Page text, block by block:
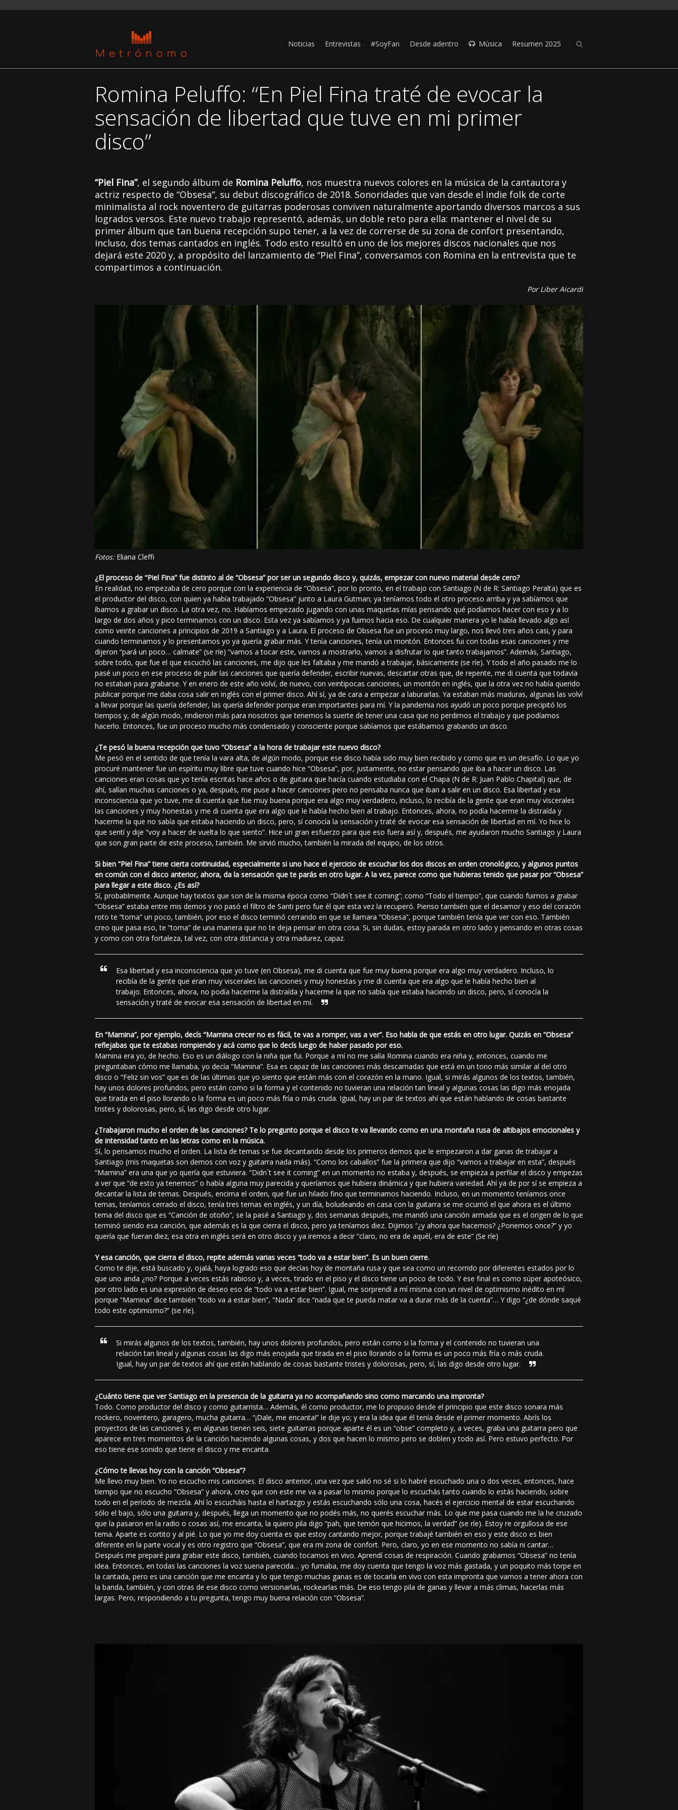
Noticias Entrevistas #SoyFan Desde adentro Música Resumen 2025
Romina Peluffo: “En Piel Fina traté de evocar la
sensación de libertad que tuve en mi primer
disco”
“Piel Fina”, el segundo álbum de Romina Peluffo, nos muestra nuevos colores en la música de la cantautora y
actriz respecto de “Obsesa”, su debut discográfico de 2018. Sonoridades que van desde el indie folk de corte
minimalista al rock noventero de guitarras poderosas conviven naturalmente aportando diversos marcos a sus
logrados versos. Este nuevo trabajo representó, además, un doble reto para ella: mantener el nivel de su
primer álbum que tan buena recepción supo tener, a la vez de correrse de su zona de confort presentando,
incluso, dos temas cantados en inglés. Todo esto resultó en uno de los mejores discos nacionales que nos
dejará este 2020 y, a propósito del lanzamiento de “Piel Fina”, conversamos con Romina en la entrevista que te
compartimos a continuación.
Por Liber Aicardi
Fotos:Eliana Cleffi
¿El proceso de “Piel Fina” fue distinto al de “Obsesa” por ser un segundo disco y, quizás, empezar con nuevo material desde cero?
En realidad, no empezaba de cero porque con la experiencia de “Obsesa”, por lo pronto, en el trabajo con Santiago (N de R: Santiago Peralta) que es
el productor del disco, con quien ya había trabajado “Obsesa” junto a Laura Gutman; ya teníamos todo el otro proceso arriba y ya sabíamos que
íbamos a grabar un disco. La otra vez, no. Habíamos empezado jugando con unas maquetas mías pensando qué podíamos hacer con eso y a lo
largo de dos años y pico terminamos con un disco. Esta vez ya sabíamos y ya fuimos hacia eso. De cualquier manera yo le había llevado algo así
como veinte canciones a principios de 2019 a Santiago y a Laura. El proceso de Obsesa fue un proceso muy largo, nos llevó tres años casi, y para
cuando terminamos y lo presentamos yo ya quería grabar más. Y tenía canciones, tenía un montón. Entonces fui con todas esas canciones y me
dijeron “pará un poco… calmate” (se ríe) “vamos a tocar este, vamos a mostrarlo, vamos a disfrutar lo que tanto trabajamos”. Además, Santiago,
sobre todo, que fue el que escuchó las canciones, me dijo que les faltaba y me mandó a trabajar, básicamente (se ríe). Y todo el año pasado me lo
pasé un poco en ese proceso de pulir las canciones que quería defender, escribir nuevas, descartar otras que, de repente, me di cuenta que todavía
no estaban para grabarse. Y en enero de este año volví, de nuevo, con veintipocas canciones, un montón en inglés, que la otra vez no había querido
publicar porque me daba cosa salir en inglés con el primer disco. Ahí sí, ya de cara a empezar a laburarlas. Ya estaban más maduras, algunas las volví
a llevar porque las quería defender, las quería defender porque eran importantes para mí. Y la pandemia nos ayudó un poco porque precipitó los
tiempos y, de algún modo, rindieron más para nosotros que tenemos la suerte de tener una casa que no perdimos el trabajo y que podíamos
hacerlo. Entonces, fue un proceso mucho más condensado y consciente porque sabíamos que estábamos grabando un disco.
¿Te pesó la buena recepción que tuvo “Obsesa” a la hora de trabajar este nuevo disco?
Me pesó en el sentido de que tenía la vara alta, de algún modo, porque ese disco había sido muy bien recibido y como que es un desafío. Lo que yo
procuré mantener fue un espíritu muy libre que tuve cuando hice “Obsesa”, por, justamente, no estar pensando que iba a hacer un disco. Las
canciones eran cosas que yo tenía escritas hace años o de guitara que hacía cuando estudiaba con el Chapa (N de R: Juan Pablo Chapital) que, de
ahí, salían muchas canciones o ya, después, me puse a hacer canciones pero no pensaba nunca que iban a salir en un disco. Esa libertad y esa
inconsciencia que yo tuve, me di cuenta que fue muy buena porque era algo muy verdadero, incluso, lo recibía de la gente que eran muy viscerales
las canciones y muy honestas y me di cuenta que era algo que le había hecho bien al trabajo. Entonces, ahora, no podía hacerme la distraída y
hacerme la que no sabía que estaba haciendo un disco, pero, sí conocía la sensación y traté de evocar esa sensación de libertad en mí. Yo hice lo
que sentí y dije “voy a hacer de vuelta lo que siento”. Hice un gran esfuerzo para que eso fuera así y, después, me ayudaron mucho Santiago y Laura
que son gran parte de este proceso, también. Me sirvió mucho, también la mirada del equipo, de los otros.
Si bien “Piel Fina” tiene cierta continuidad, especialmente si uno hace el ejercicio de escuchar los dos discos en orden cronológico, y algunos puntos
en común con el disco anterior, ahora, da la sensación que te parás en otro lugar. A la vez, parece como que hubieras tenido que pasar por “Obsesa”
para llegar a este disco. ¿Es así?
Sí, probablmente. Aunque hay textos que son de la misma época como “Didn´t see it coming”; como “Todo el tiempo”, que cuando fuimos a grabar
“Obsesa” estaba entre mis demos y no pasó el filtro de Santi pero fue él que esta vez la recuperó. Pienso también que el desamor y eso del corazón
roto te “toma” un poco, también, por eso el disco terminó cerrando en que se llamara “Obsesa”, porque también tenía que ver con eso. También
creo que pasa eso, te “toma” de una manera que no te deja pensar en otra cosa. Si, sin dudas, estoy parada en otro lado y pensando en otras cosas
y como con otra fortaleza, tal vez, con otra distancia y otra madurez, capaz.
Esa libertad y esa inconsciencia que yo tuve (en Obsesa), me di cuenta que fue muy buena porque era algo muy verdadero. Incluso, lo
recibía de la gente que eran muy viscerales las canciones y muy honestas y me di cuenta que era algo que le había hecho bien al
trabajo. Entonces, ahora, no podía hacerme la distraída y hacerme la que no sabía que estaba haciendo un disco, pero, sí conocía la
sensación y traté de evocar esa sensación de libertad en mí.
En “Mamina”, por ejemplo, decís “Mamina crecer no es fácil, te vas a romper, vas a ver”. Eso habla de que estás en otro lugar. Quizás en “Obsesa”
reflejabas que te estabas rompiendo y acá como que lo decís luego de haber pasado por eso.
Mamina era yo, de hecho. Eso es un diálogo con la niña que fui. Porque a mí no me salía Romina cuando era niña y, entonces, cuando me
preguntaban cómo me llamaba, yo decía “Mamina”. Esa es capaz de las canciones más descarnadas que está en un tono más similar al del otro
disco o “Feliz sin vos” que es de las últimas que yo siento que están más con el corazón en la mano. Igual, si mirás algunos de los textos, también,
hay unos dolores profundos, pero están como si la forma y el contenido no tuvieran una relación tan lineal y algunas cosas las digo más enojada
que tirada en el piso llorando o la forma es un poco más fría o más cruda. Igual, hay un par de textos ahí que están hablando de cosas bastante
tristes y dolorosas, pero, sí, las digo desde otro lugar.
¿Trabajaron mucho el orden de las canciones? Te lo pregunto porque el disco te va llevando como en una montaña rusa de altibajos emocionales y
de intensidad tanto en las letras como en la música.
Sí, lo pensamos mucho el orden. La lista de temas se fue decantando desde los primeros demos que le empezaron a dar ganas de trabajar a
Santiago (mis maquetas son demos con voz y guitarra nada más). “Como los caballos” fue la primera que dijo “vamos a trabajar en esta”, después
“Mamina” era una que yo quería que estuviera. “Didn´t see it coming” en un momento no estaba y, después, se empieza a perfilar el disco y empezas
a ver que “de esto ya tenemos” o había alguna muy parecida y queríamos que hubiera dinámica y que hubiera variedad. Ahí ya de por sí se empieza a
decantar la lista de temas. Después, encima el orden, que fue un hilado fino que terminamos haciendo. Incluso, en un momento teníamos once
temas, teníamos cerrado el disco, tenía tres temas en inglés, y un día, boludeando en casa con la guitarra se me ocurrió el que ahora es el último
tema del disco que es “Canción de otoño”, se la pasé a Santiago y, dos semanas después, me mandó una canción armada que es el origen de lo que
terminó siendo esa canción, que además es la que cierra el disco, pero ya teníamos diez. Dijimos “¿y ahora que hacemos? ¿Ponemos once?” y yo
quería que fueran diez, esa otra en inglés será en otro disco y ya iremos a decir “claro, no era de aquél, era de este” (Se ríe)
Y esa canción, que cierra el disco, repite además varias veces “todo va a estar bien”. Es un buen cierre.
Como te dije, está buscado y, ojalá, haya logrado eso que decías hoy de montaña rusa y que sea como un recorrido por diferentes estados por lo
que uno anda ¿no? Porque a veces estás rabioso y, a veces, tirado en el piso y el disco tiene un poco de todo. Y ese final es como súper apoteósico,
por otro lado es una expresión de deseo eso de “todo va a estar bien”. Igual, me sorprendí a mí misma con un nivel de optimismo inédito en mí
porque “Mamina” dice también “todo va a estar bien”, “Nada” dice “nada que te pueda matar va a durar más de la cuenta”… Y digo “¿de dónde saqué
todo este optimismo?” (se ríe).
Si mirás algunos de los textos, también, hay unos dolores profundos, pero están como si la forma y el contenido no tuvieran una
relación tan lineal y algunas cosas las digo más enojada que tirada en el piso llorando o la forma es un poco más fría o más cruda.
Igual, hay un par de textos ahí que están hablando de cosas bastante tristes y dolorosas, pero, sí, las digo desde otro lugar.
¿Cuánto tiene que ver Santiago en la presencia de la guitarra ya no acompañando sino como marcando una impronta?
Todo. Como productor del disco y como guitarrista… Además, él como productor, me lo propuso desde el principio que este disco sonara más
rockero, noventero, garagero, mucha guitarra… “¡Dale, me encanta!” le dije yo; y era la idea que él tenía desde el primer momento. Abrís los
proyectos de las canciones y, en algunas tienen seis, siete guitarras porque aparte él es un “obse” completo y, a veces, graba una guitarra pero que
aparece en tres momentos de la canción haciendo algunas cosas, y dos que hacen lo mismo pero se doblen y todo así. Pero estuvo perfecto. Por
eso tiene ese sonido que tiene el disco y me encanta.
¿Cómo te llevas hoy con la canción “Obsesa”?
Me llevo muy bien. Yo no escucho mis canciones. El disco anterior, una vez que salió no sé si lo habré escuchado una o dos veces, entonces, hace
tiempo que no escucho “Obsesa” y ahora, creo que con este me va a pasar lo mismo porque lo escuchás tanto cuando lo estás haciendo, sobre
todo en el período de mezcla. Ahí lo escucháis hasta el hartazgo y estás escuchando sólo una cosa, hacés el ejercicio mental de estar escuchando
sólo el bajo, sólo una guitarra y, después, llega un momento que no podés más, no querés escuchar más. Lo que me pasa cuando me la he cruzado
que la pasaron en la radio o cosas así, me encanta, la quiero pila digo “pah, que temón que hicimos, la verdad” (se ríe). Estoy re orgullosa de ese
tema. Aparte es cortito y al pié. Lo que yo me doy cuenta es que estoy cantando mejor, porque trabajé también en eso y este disco es bien
diferente en la parte vocal y es otro registro que “Obsesa”, que era mi zona de confort. Pero, claro, yo en ese momento no sabía ni cantar…
Después me preparé para grabar este disco, también, cuando tocamos en vivo. Aprendí cosas de respiración. Cuando grabamos “Obsesa” no tenía
idea. Entonces, en todas las canciones la voz suena parecida… yo fumaba, me doy cuenta que tengo la voz más gastada, y un poquito más torpe en
la cantada, pero es una canción que me encanta y lo que tengo muchas ganas es de tocarla en vivo con esta impronta que vamos a tener ahora con
la banda, también, y con otras de ese disco como versionarlas, rockearlas más. De eso tengo pila de ganas y llevar a más climas, hacerlas más
largas. Pero, respondiendo a tu pregunta, tengo muy buena relación con “Obsesa”.